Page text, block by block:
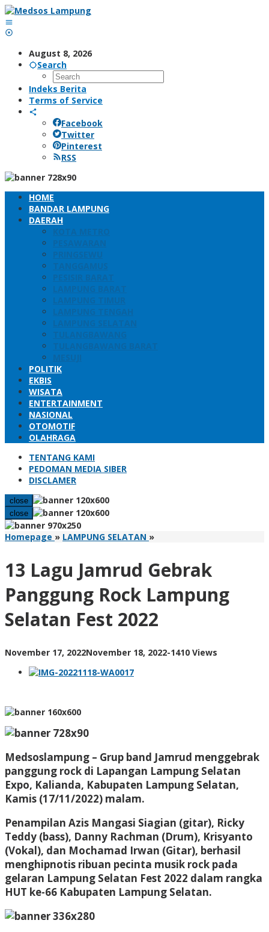
Skip
to
content
August 8, 2026
Search
Indeks Berita
Terms of Service
Facebook
Twitter
Pinterest
RSS
HOME
BANDAR LAMPUNG
DAERAH
KOTA METRO
PESAWARAN
PRINGSEWU
TANGGAMUS
PESISIR BARAT
LAMPUNG BARAT
LAMPUNG TIMUR
LAMPUNG TENGAH
LAMPUNG SELATAN
TULANGBAWANG
TULANGBAWANG BARAT
MESUJI
POLITIK
EKBIS
WISATA
ENTERTAINMENT
NASIONAL
OTOMOTIF
OLAHRAGA
TENTANG KAMI
PEDOMAN MEDIA SIBER
DISCLAMER
close
close
Homepage » LAMPUNG SELATAN »13
Gebrak
Rock
Lampung
Selatan
Fest
13 Lagu Jamrud Gebrak
Panggung Rock Lampung
Selatan Fest 2022
November 17, 2022November 18, 2022by
-1410 Views
Medsoslampung – Grup band Jamrud menggebrak
panggung rock di Lapangan Lampung Selatan
Expo, Kalianda, Kabupaten Lampung Selatan,
Kamis (17/11/2022) malam.
Penampilan Azis Mangasi Siagian (gitar), Ricky
Teddy (bass), Danny Rachman (Drum), Krisyanto
(Vokal), dan Mochamad Irwan (Gitar), berhasil
menghipnotis ribuan pecinta musik rock pada
gelaran Lampung Selatan Fest 2022 dalam rangka
HUT ke-66 Kabupaten Lampung Selatan.